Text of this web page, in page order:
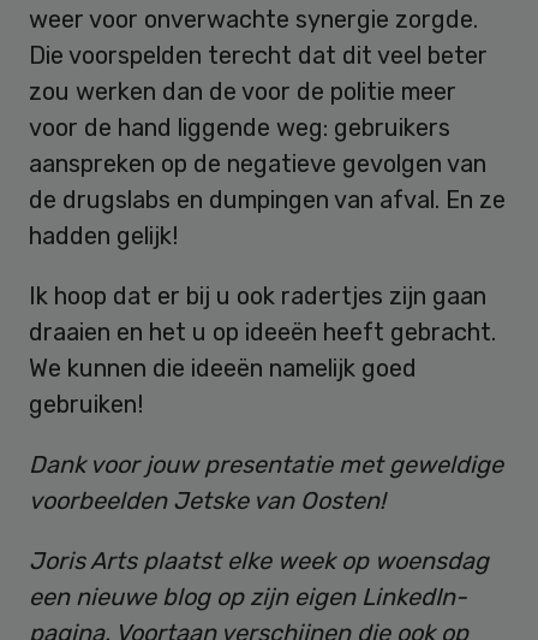
weer voor onverwachte synergie zorgde.
Die voorspelden terecht dat dit veel beter
zou werken dan de voor de politie meer
voor de hand liggende weg: gebruikers
aanspreken op de negatieve gevolgen van
de drugslabs en dumpingen van afval. En ze
hadden gelijk!
Ik hoop dat er bij u ook radertjes zijn gaan
draaien en het u op ideeën heeft gebracht.
We kunnen die ideeën namelijk goed
gebruiken!
Dank voor jouw presentatie met geweldige
voorbeelden Jetske van Oosten!
Joris Arts plaatst elke week op woensdag
een nieuwe blog op zijn eigen LinkedIn-
pagina. Voortaan verschijnen die ook op